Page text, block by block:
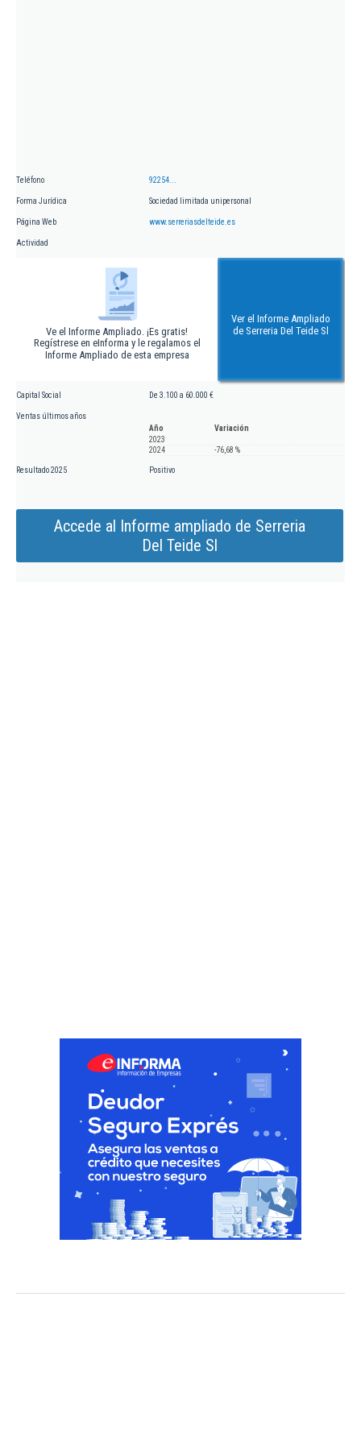
Teléfono 92254...
Forma Jurídica Sociedad limitada unipersonal
Página Web www.serreriasdelteide.es
Actividad
Ve el Informe Ampliado. ¡Es gratis!
Regístrese en eInforma y le regalamos el
Informe Ampliado de esta empresa
Ver el Informe Ampliado
de Serreria Del Teide Sl
Capital Social De 3.100 a 60.000 €
Ventas últimos años
Año
Variación
2023
2024
-76,68 %
Resultado 2025 Positivo
Accede al Informe ampliado de Serreria
Del Teide Sl